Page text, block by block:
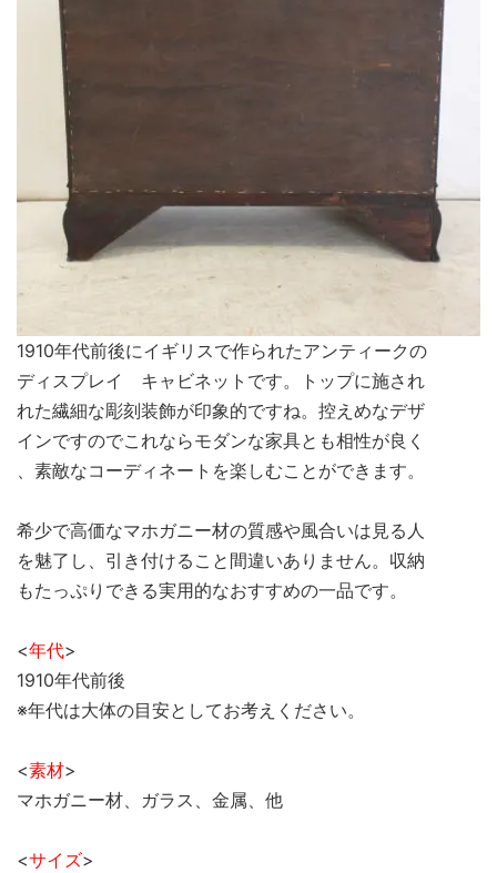
1910年代前後にイギリスで作られたアンティークの
ディスプレイ キャビネットです。トップに施され
れた繊細な彫刻装飾が印象的ですね。控えめなデザ
インですのでこれならモダンな家具とも相性が良く
、素敵なコーディネートを楽しむことができます。
希少で高価なマホガニー材の質感や風合いは見る人
を魅了し、引き付けること間違いありません。収納
もたっぷりできる実用的なおすすめの一品です。
<年代>
1910年代前後
※年代は大体の目安としてお考えください。
<素材>
マホガニー材、ガラス、金属、他
<サイズ>